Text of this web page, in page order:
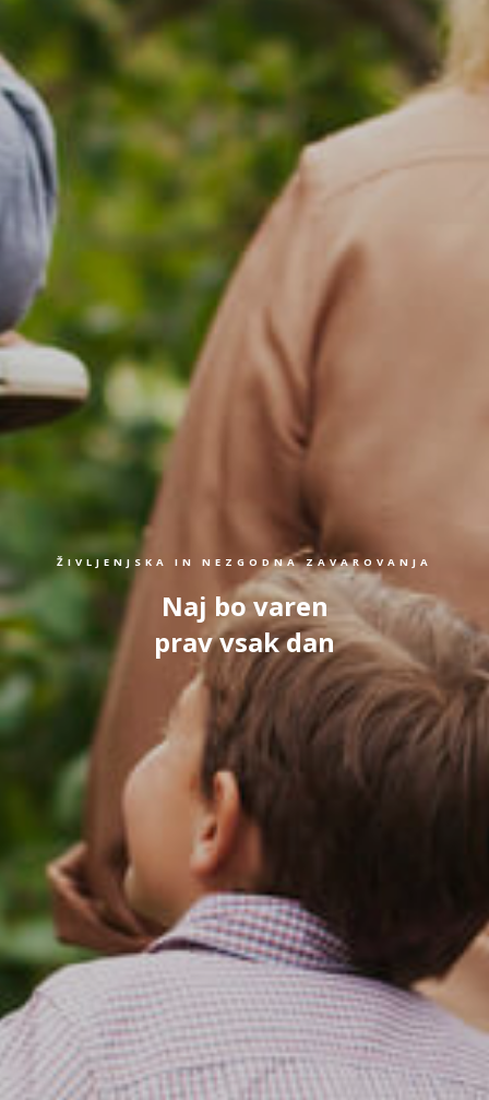
ŽIVLJENJSKA IN NEZGODNA ZAVAROVANJA
Naj bo varen
prav vsak dan